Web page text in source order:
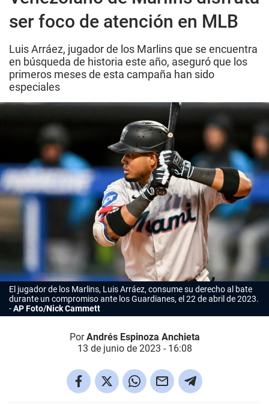
ser foco de atención en MLB
Luis Arráez, jugador de los Marlins que se encuentra
en búsqueda de historia este año, aseguró que los
primeros meses de esta campaña han sido
especiales
El jugador de los Marlins, Luis Arráez, consume su derecho al bate
durante un compromiso ante los Guardianes, el 22 de abril de 2023.
AP Foto/Nick Cammett
PorAndrés Espinoza Anchieta
13 de junio de 2023 - 16:08